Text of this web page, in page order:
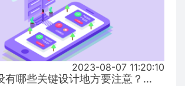
2023-08-07 11:20:10
有哪些关键设计地方要注意？...